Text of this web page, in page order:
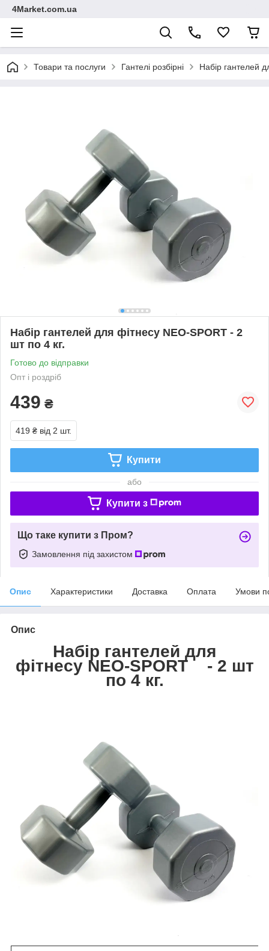
4Market.com.ua
Товари та послуги Гантелі розбірні Набір гантелей
Набір гантелей для фітнесу NEO-SPORT - 2
шт по 4 кг.
Готово до відправки
Опт і роздріб
439 ₴
419 ₴ від 2 шт.
Купити
або
Купити з
Що таке купити з Пром?
Замовлення під захистом
Опис Характеристики Доставка Оплата Умови
Опис
Набір гантелей для
фітнесу NEO-SPORT - 2 шт
по 4 кг.